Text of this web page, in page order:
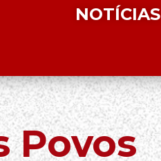
NOTÍCIAS
Povos